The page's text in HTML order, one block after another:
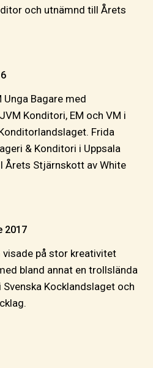
och utnämnd till Årets
Unga Bagare med
Konditori, EM och VM i
Frida
& Konditori i Uppsala
Stjärnskott av White
2017
på stor kreativitet
bland annat en trollslända
Kocklandslaget och